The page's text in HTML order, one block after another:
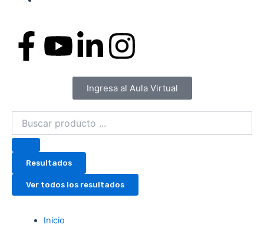
F
c
e
b
o
o
Y
o
u
t
u
b
e
L
i
n
k
d
I
n
s
t
g
Ingresa al Aula Virtual
Resultados
Ver todos los resultados
Inicio